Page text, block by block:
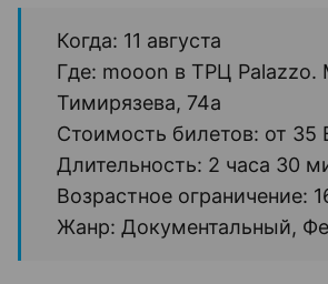
Когда: 11 августа
Где: mooon в ТРЦ Palazzo.
Тимирязева, 74а
Стоимость билетов: от 35
Длительность: 2 часа 30
Возрастное ограничение:
Жанр: Документальный,